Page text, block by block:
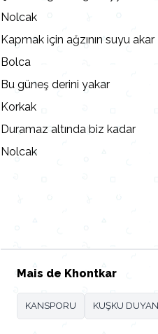
Nolcak
Kapmak için ağzının suyu akar
Bolca
Bu güneş derini yakar
Korkak
Duramaz altında biz kadar
Nolcak
Mais de Khontkar
KANSPORU KUŞKU